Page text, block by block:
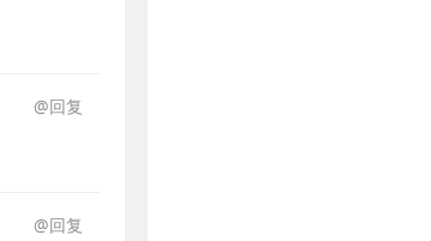
@回复
@回复